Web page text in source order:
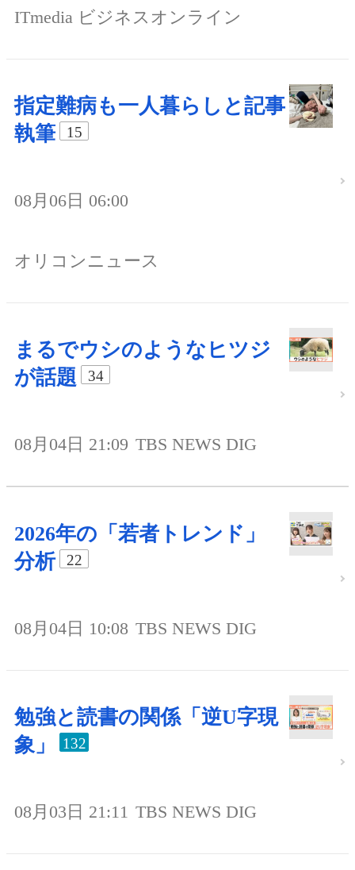
ITmedia ビジネスオンライン
指定難病も一人暮らしと記事
執筆
15
08月06日 06:00
オリコンニュース
まるでウシのようなヒツジ
が話題
34
08月04日 21:09 TBS NEWS DIG
2026年の「若者トレンド」
分析
22
08月04日 10:08 TBS NEWS DIG
勉強と読書の関係「逆U字現
象」
132
08月03日 21:11 TBS NEWS DIG